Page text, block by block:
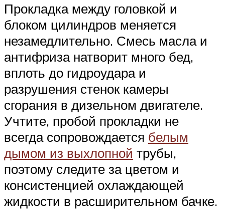
Прокладка между головкой и
блоком цилиндров меняется
незамедлительно. Смесь масла и
антифриза натворит много бед,
вплоть до гидроудара и
разрушения стенок камеры
сгорания в дизельном двигателе.
Учтите, пробой прокладки не
всегда сопровождается белым
дымом из выхлопной трубы,
поэтому следите за цветом и
консистенцией охлаждающей
жидкости в расширительном бачке.